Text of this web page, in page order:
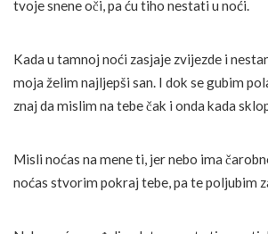
tvoje snene oči, pa ću tiho nestati u noći.
Kada u tamnoj noći zasjaje zvijezde i
moja želim najljepši san. I dok se gubim
znaj da mislim na tebe čak i onda kada
Misli noćas na mene ti, jer nebo ima
noćas stvorim pokraj tebe, pa te poljubim